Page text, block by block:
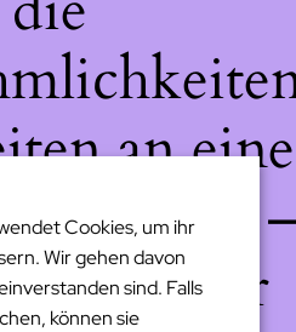
an
Sache
wieder
Cookies, um ihr
Wir gehen davon
sind. Falls
können sie